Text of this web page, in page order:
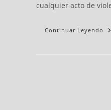
cualquier acto de
Continuar Leyendo